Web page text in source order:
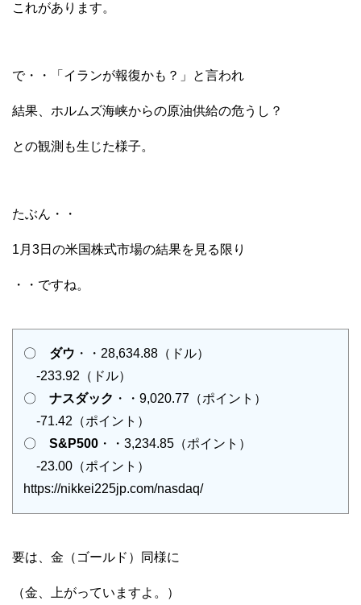
これがあります。
で・・「イランが報復かも？」と言われ
結果、ホルムズ海峡からの原油供給の危うし？
との観測も生じた様子。
たぶん・・
1月3日の米国株式市場の結果を見る限り
・・ですね。
〇 ダウ ・・28,634.88（ドル）
-233.92（ドル）
〇 ナスダック ・・9,020.77（ポイント）
-71.42（ポイント）
〇 S&P500・・3,234.85（ポイント）
-23.00（ポイント）
https://nikkei225jp.com/nasdaq/
要は、金（ゴールド）同様に
（金、上がっていますよ。）